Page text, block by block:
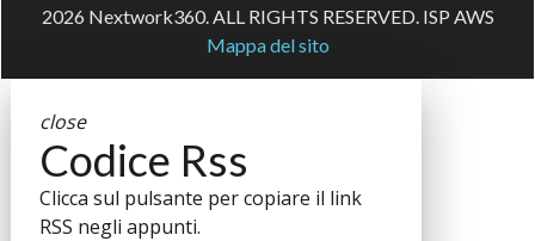
2026 Nextwork360. ALL RIGHTS RESERVED. ISP AWS
Mappa del sito
close
Codice Rss
Clicca sul pulsante per copiare il link
RSS negli appunti.